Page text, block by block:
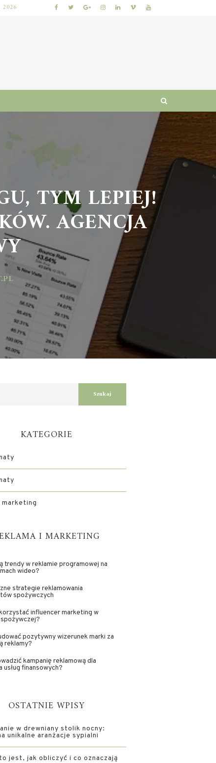
TYM LEPIEJ!
AGENCJA
KATEGORIE
marketing
I MARKETING
trendy w reklamie programowej na
wideo?
strategie reklamowania
spożywczych
influencer marketing w
pozytywny wizerunek marki za
reklamy?
kampanię reklamową dla
usług finansowych?
OSTATNIE WPISY
w drewniany stolik nocny:
unikalne aranżacje sypialni
jest, jak obliczyć i co oznaczają